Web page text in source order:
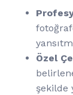
Özel
şekilde